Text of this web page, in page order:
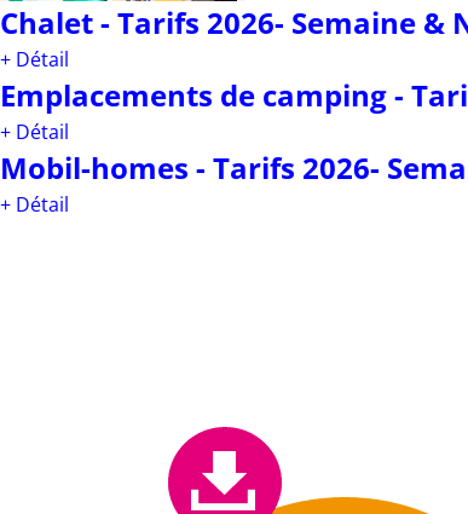
Chalet - Tarifs 2026- Semaine &
+ Détail
Emplacements de camping -
+ Détail
Mobil-homes - Tarifs 2026-
+ Détail